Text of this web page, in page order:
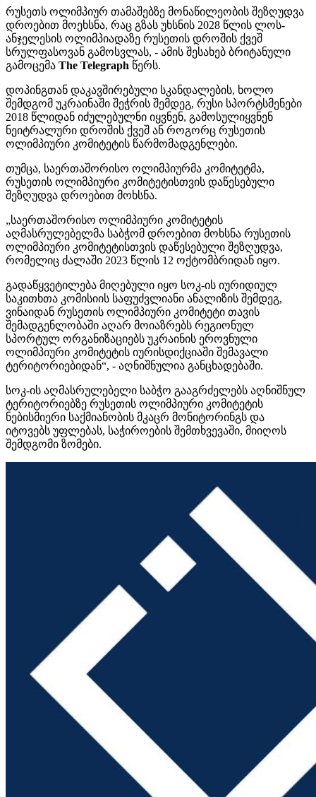
რუსეთს ოლიმპიურ თამაშებზე მონაწილეობის შეზღუდვა
დროებით მოეხსნა, რაც გზას უხსნის 2028 წლის ლოს-
ანჯელესის ოლიმპიადაზე რუსეთის დროშის ქვეშ
სრულფასოვან გამოსვლას, - ამის შესახებ ბრიტანული
გამოცემა The Telegraph წერს.
დოპინგთან დაკავშირებული სკანდალების, ხოლო
შემდგომ უკრაინაში შეჭრის შემდეგ, რუსი სპორტსმენები
2018 წლიდან იძულებულნი იყვნენ, გამოსულიყვნენ
ნეიტრალური დროშის ქვეშ ან როგორც რუსეთის
ოლიმპიური კომიტეტის წარმომადგენლები.
თუმცა, საერთაშორისო ოლიმპიურმა კომიტეტმა,
რუსეთის ოლიმპიური კომიტეტისთვის დაწესებული
შეზღუდვა დროებით მოხსნა.
„საერთაშორისო ოლიმპიური კომიტეტის
აღმასრულებელმა საბჭომ დროებით მოხსნა რუსეთის
ოლიმპიური კომიტეტისთვის დაწესებული შეზღუდვა,
რომელიც ძალაში 2023 წლის 12 ოქტომბრიდან იყო.
გადაწყვეტილება მიღებული იყო სოკ-ის იურიდიულ
საკითხთა კომისიის საფუძვლიანი ანალიზის შემდეგ,
ვინაიდან რუსეთის ოლიმპიური კომიტეტი თავის
შემადგენლობაში აღარ მოიაზრებს რეგიონულ
სპორტულ ორგანიზაციებს უკრაინის ეროვნული
ოლიმპიური კომიტეტის იურისდიქციაში შემავალი
ტერიტორიებიდან“, - აღნიშნულია განცხადებაში.
სოკ-ის აღმასრულებელი საბჭო გააგრძელებს აღნიშნულ
ტერიტორიებზე რუსეთის ოლიმპიური კომიტეტის
ნებისმიერი საქმიანობის მკაცრ მონიტორინგს და
იტოვებს უფლებას, საჭიროების შემთხვევაში, მიიღოს
შემდგომი ზომები.